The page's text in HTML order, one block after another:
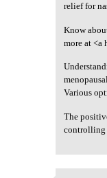
relief for
Know
more at <a
Various
The
controlling